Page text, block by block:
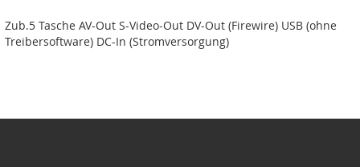
Zub.5 Tasche AV-Out S-Video-Out DV-Out (Firewire) USB (ohne
Treibersoftware) DC-In (Stromversorgung)